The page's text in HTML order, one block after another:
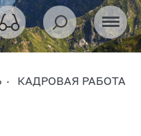
КАДРОВАЯ РАБОТА